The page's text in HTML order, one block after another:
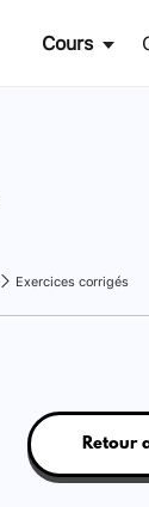
Cours
Exercices corrigés
Retour